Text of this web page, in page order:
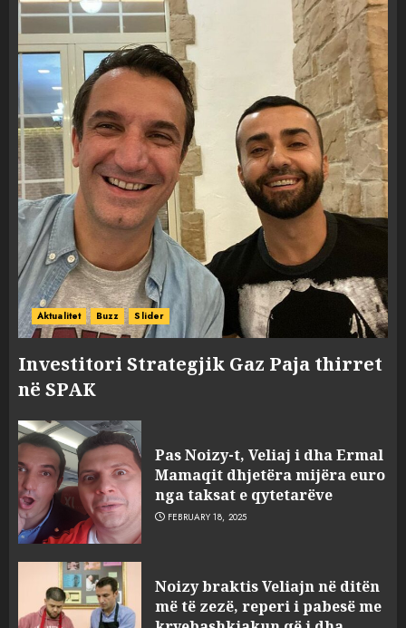
Aktualitet Buzz Slider
Investitori Strategjik Gaz Paja thirret
në SPAK
Pas Noizy-t, Veliaj i dha Ermal
Mamaqit dhjetëra mijëra euro
nga taksat e qytetarëve
FEBRUARY 18, 2025
Noizy braktis Veliajn në ditën
më të zezë, reperi i pabesë me
sulmuan “One Albania”,
ngjarja u fsheh. A u vodhën